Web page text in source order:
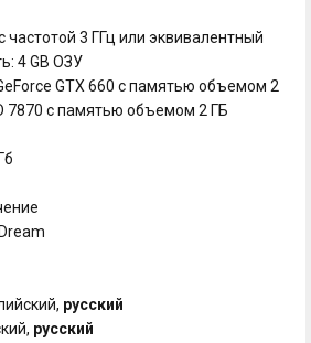
3 ГГц или эквивалентный
4 GB ОЗУ
GTX 660 с памятью объемом 2
7870 с памятью объемом 2 ГБ
русский
русский